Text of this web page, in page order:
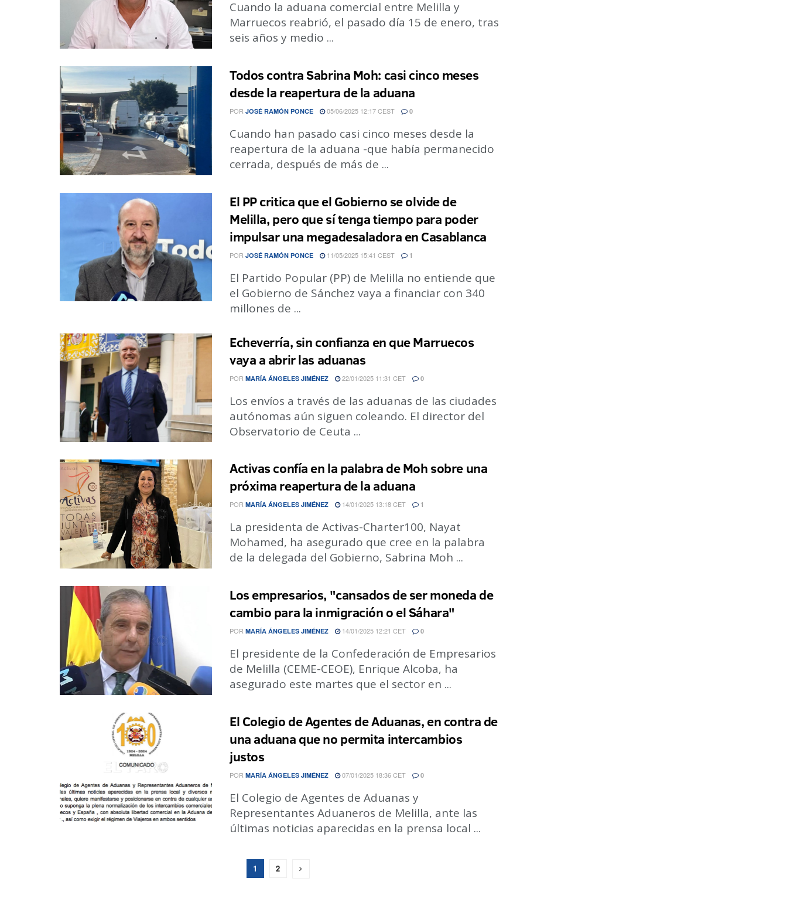
Cuando la aduana comercial entre Melilla y
Marruecos reabrió, el pasado día 15 de enero, tras
seis años y medio ...
Todos contra Sabrina Moh: casi cinco meses
desde la reapertura de la aduana
POR JOSÉ RAMÓN PONCE 05/06/2025 12:17 CEST 0
Cuando han pasado casi cinco meses desde la
reapertura de la aduana -que había permanecido
cerrada, después de más de ...
El PP critica que el Gobierno se olvide de
Melilla, pero que sí tenga tiempo para poder
impulsar una megadesaladora en Casablanca
POR JOSÉ RAMÓN PONCE 11/05/2025 15:41 CEST 1
El Partido Popular (PP) de Melilla no entiende que
el Gobierno de Sánchez vaya a financiar con 340
millones de ...
Echeverría, sin confianza en que Marruecos
vaya a abrir las aduanas
POR MARÍA ÁNGELES JIMÉNEZ 22/01/2025 11:31 CET 0
Los envíos a través de las aduanas de las ciudades
autónomas aún siguen coleando. El director del
Observatorio de Ceuta ...
Activas confía en la palabra de Moh sobre una
próxima reapertura de la aduana
POR MARÍA ÁNGELES JIMÉNEZ 14/01/2025 13:18 CET 1
La presidenta de Activas-Charter100, Nayat
Mohamed, ha asegurado que cree en la palabra
de la delegada del Gobierno, Sabrina Moh ...
Los empresarios, "cansados de ser moneda de
cambio para la inmigración o el Sáhara"
POR MARÍA ÁNGELES JIMÉNEZ 14/01/2025 12:21 CET 0
El presidente de la Confederación de Empresarios
de Melilla (CEME-CEOE), Enrique Alcoba, ha
asegurado este martes que el sector en ...
El Colegio de Agentes de Aduanas, en contra de
una aduana que no permita intercambios
justos
POR MARÍA ÁNGELES JIMÉNEZ 07/01/2025 18:36 CET 0
El Colegio de Agentes de Aduanas y
Representantes Aduaneros de Melilla, ante las
últimas noticias aparecidas en la prensa local ...
1 2